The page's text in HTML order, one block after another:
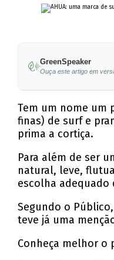
GreenSpeaker
Ouça este artigo em
Tem um nome um
finas) de surf e
prima a cortiça.
Para além de ser
natural, leve,
escolha adequado
Segundo o
teve já uma
Conheça melhor